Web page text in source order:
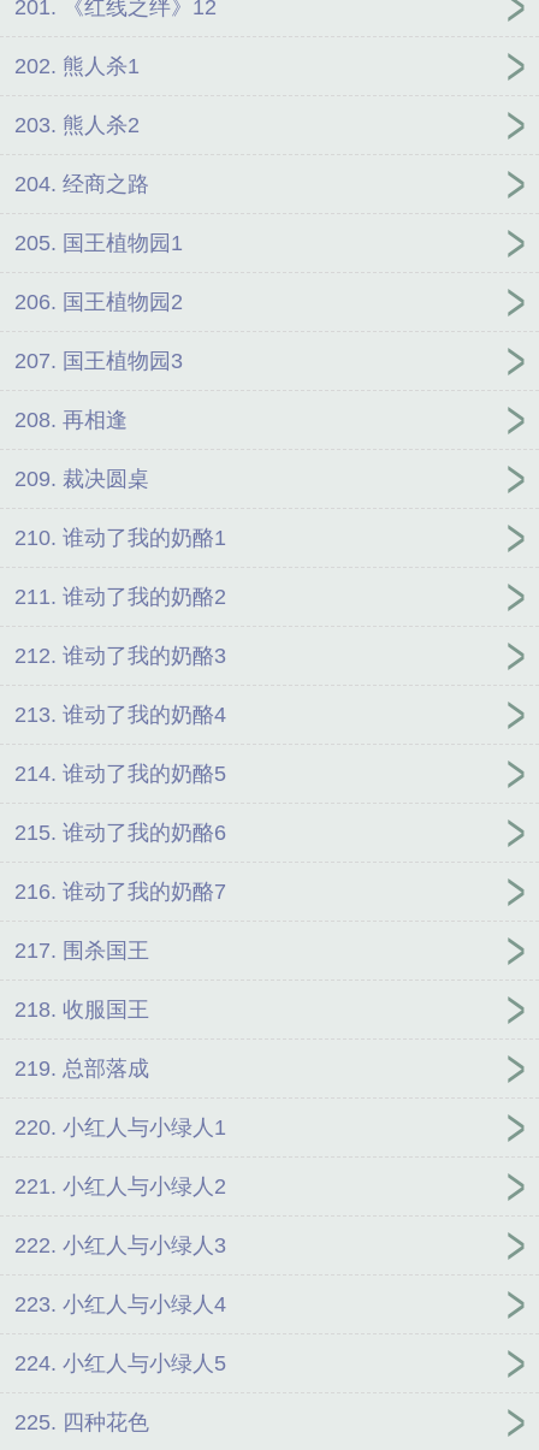
201. 《红线之绊》12
202. 熊人杀1
203. 熊人杀2
204. 经商之路
205. 国王植物园1
206. 国王植物园2
207. 国王植物园3
208. 再相逢
209. 裁决圆桌
210. 谁动了我的奶酪1
211. 谁动了我的奶酪2
212. 谁动了我的奶酪3
213. 谁动了我的奶酪4
214. 谁动了我的奶酪5
215. 谁动了我的奶酪6
216. 谁动了我的奶酪7
217. 围杀国王
218. 收服国王
219. 总部落成
220. 小红人与小绿人1
221. 小红人与小绿人2
222. 小红人与小绿人3
223. 小红人与小绿人4
224. 小红人与小绿人5
225. 四种花色